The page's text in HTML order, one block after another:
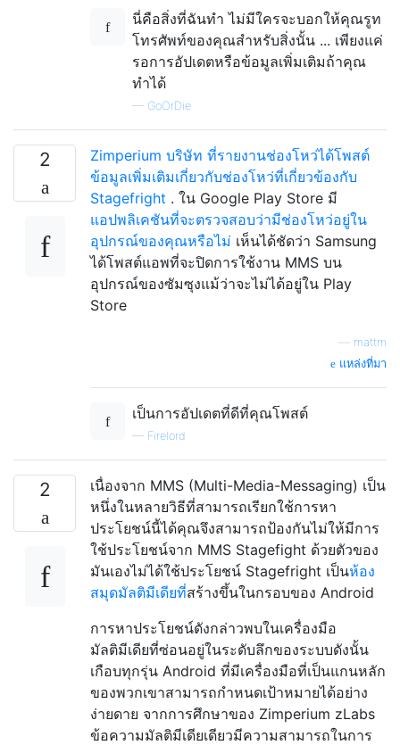
นี่คือสิ่งที่ฉันทำ ไม่มีใครจะบอกให้คุณรูท
โทรศัพท์ของคุณสำหรับสิ่งนั้น ... เพียงแค่
รอการอัปเดตหรือข้อมูลเพิ่มเติมถ้าคุณ
ทำได้
— GoOrDie
2
Zimperium บริษัท ที่รายงานช่องโหว่ได้โพสต์
ข้อมูลเพิ่มเติมเกี่ยวกับช่องโหว่ที่เกี่ยวข้องกับ
Stagefright . ใน Google Play Store มี
แอปพลิเคชันที่จะตรวจสอบว่ามีช่องโหว่อยู่ใน
อุปกรณ์ของคุณหรือไม่ เห็นได้ชัดว่า Samsung
ได้โพสต์แอพที่จะปิดการใช้งาน MMS บน
อุปกรณ์ของซัมซุงแม้ว่าจะไม่ได้อยู่ใน Play
Store
mattm
แหล่งที่มา
เป็นการอัปเดตที่ดีที่คุณโพสต์
— Firelord
2
เนื่องจาก MMS (Multi-Media-Messaging) เป็น
หนึ่งในหลายวิธีที่สามารถเรียกใช้การหา
ประโยชน์นี้ได้คุณจึงสามารถป้องกันไม่ให้มีการ
ใช้ประโยชน์จาก MMS Stagefight ด้วยตัวของ
มันเองไม่ได้ใช้ประโยชน์ Stagefright เป็นห้อง
สมุดมัลติมีเดียที่สร้างขึ้นในกรอบของ Android
การหาประโยชน์ดังกล่าวพบในเครื่องมือ
มัลติมีเดียที่ซ่อนอยู่ในระดับลึกของระบบดังนั้น
เกือบทุกรุ่น Android ที่มีเครื่องมือที่เป็นแกนหลัก
ของพวกเขาสามารถกำหนดเป้าหมายได้อย่าง
ง่ายดาย จากการศึกษาของ Zimperium zLabs
ข้อความมัลติมีเดียเดียวมีความสามารถในการ